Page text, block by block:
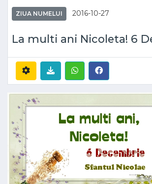
ZIUA NUMELUI 2016-10-27
La multi ani Nicoleta! 6